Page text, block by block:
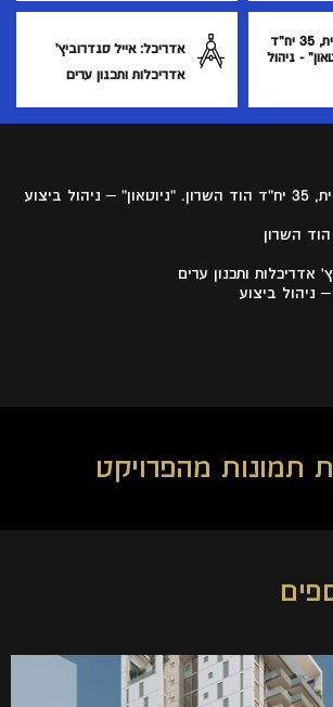
התחדשות עירונית, 35 יח"ד
- ניהול
אדריכל: אייל סנדרוביץ'
אדריכלות ותכנון ערים
ביצוע
אדריכלות ותכנון ערים
ניהול ביצוע
תמונות מהפרויקט